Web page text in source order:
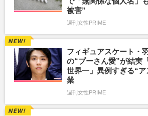
被害”
週刊女性PRIME
フィギュアスケート・
の“プーさん愛”が結実
世界一」異例すぎる“
業
週刊女性PRIME